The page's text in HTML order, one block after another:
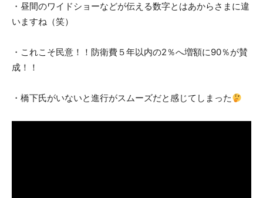
・昼間のワイドショーなどが伝える数字とはあからさまに違
いますね（笑）
・これこそ民意！！防衛費５年以内の2％へ増額に90％が賛
成！！
・橋下氏がいないと進行がスムーズだと感じてしまった